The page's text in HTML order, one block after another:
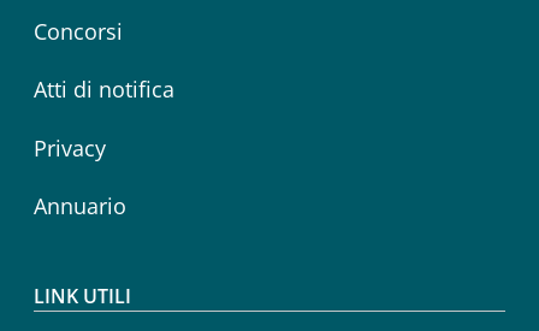
Concorsi
Atti di notifica
Privacy
Annuario
LINK UTILI